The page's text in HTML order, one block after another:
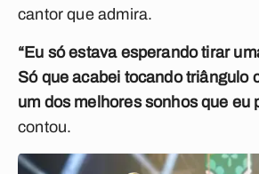
cantor que admira.
“Eu só estava esperando tirar
Só que acabei tocando triângulo
um dos melhores sonhos que eu
contou.